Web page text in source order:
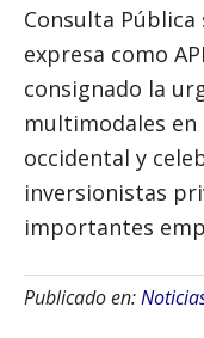
Consulta
expresa como
consignado la
multimodales en
occidental y
inversionistas
importantes
Publicado en: